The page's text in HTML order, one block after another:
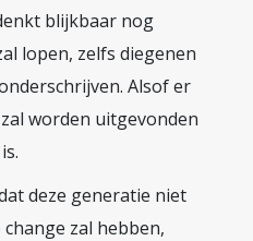
blijkbaar nog
lopen, zelfs diegenen
Alsof er
worden uitgevonden
deze generatie niet
zal hebben,